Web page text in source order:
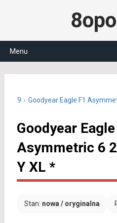
Menu
R19 Goodyear Eagle F1
Goodyear Eagle
Asymmetric 6
Y XL *
Stan: nowa / oryginalna